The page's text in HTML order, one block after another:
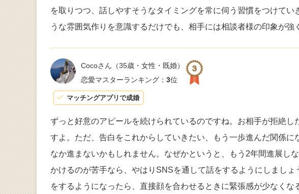
を取りつつ、話しやすそうなタイミングを常に伺う習慣をつけて
うな雰囲気作りを意識するだけでも、相手には相談者様の印象が強
Cocoさん （35歳・女性・既婚）
恋愛マスターランキング： 3位
マッチングアプリで成婚
ずっと好意のアピールを続けられているのですね。お相手が拒絶
すよ。ただ、告白をこれからしていきたい、もう一歩進んだ関係
なか進まないかもしれません。なぜかというと、もう2年間進展し
かけるのが苦手なら、やはりSNSを通して話をするようにしまし
をするようになったら、直接顔を合わせるときに緊張感が少なく